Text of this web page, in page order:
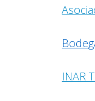
INAR